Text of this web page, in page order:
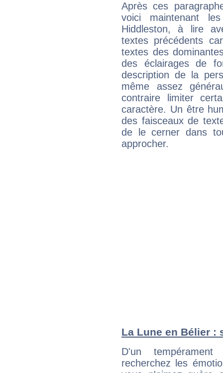
Après ces
voici maintenant
Hiddleston, à lire
textes précédents
textes des
des éclairages de
description de la
même assez
contraire limiter
caractère. Un être
des faisceaux de
de le cerner dans
approcher.
La Lune en Bélier :
D'un
recherchez les